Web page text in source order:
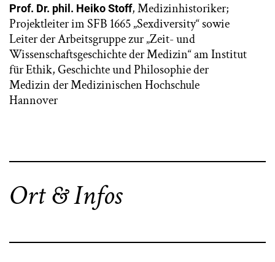
Prof. Dr. phil. Heiko Stoff, Medizinhistoriker;
Projektleiter im SFB 1665 „Sexdiversity“ sowie
Leiter der Arbeitsgruppe zur „Zeit- und
Wissenschaftsgeschichte der Medizin“ am Institut
für Ethik, Geschichte und Philosophie der
Medizin der Medizinischen Hochschule
Hannover
Ort & Infos